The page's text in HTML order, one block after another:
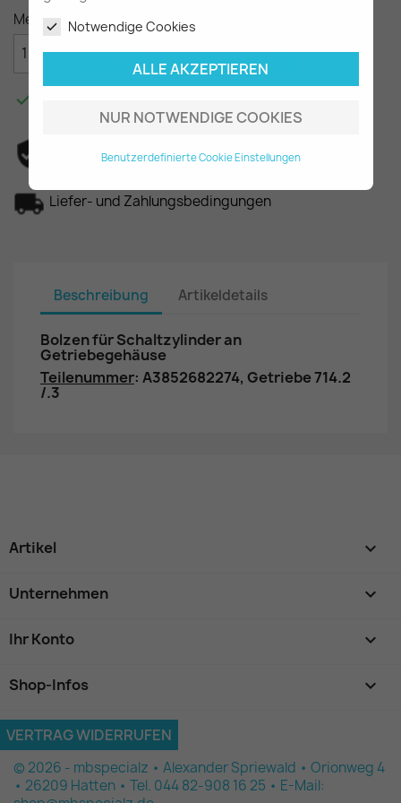
Notwendige Cookies
ALLE AKZEPTIEREN
NUR NOTWENDIGE COOKIES
Benutzerdefinierte Cookie Einstellungen
Menge
 IN DEN WARENKORB

Datenschutzerklärung
Liefer- und Zahlungsbedingungen
Beschreibung Artikeldetails
Bolzen für Schaltzylinder an
Getriebegehäuse
Teilenummer: A3852682274, Getriebe 714.2
/.3
Artikel 
Unternehmen 
Ihr Konto 
Shop-Infos keyboard_arrow_down
VERTRAG WIDERRUFEN
© 2026 - mbspecialz • Alexander Spriewald • Orionweg 4
• 26209 Hatten • Tel. 044 82-908 16 25 • E-Mail: